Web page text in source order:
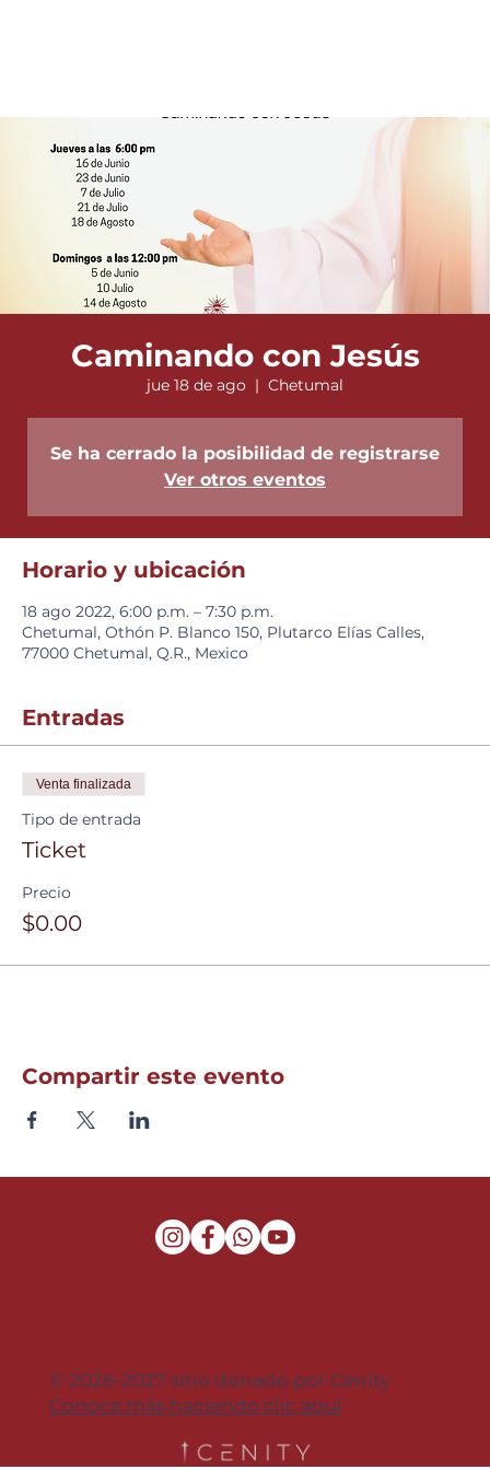
Caminando con Jesús
jue 18 de ago
  |
Chetumal
Se ha cerrado la posibilidad de registrarse
Ver otros eventos
Horario y ubicación
18 ago 2022, 6:00 p.m. – 7:30 p.m.
Chetumal, Othón P. Blanco 150, Plutarco Elías Calles,
77000 Chetumal, Q.R., Mexico
Entradas
Venta finalizada
Tipo de entrada
Ticket
Precio
$0.00
Compartir este evento
© 2026-2027 sitio donado por Cenity
Conoce más haciendo clic aquí